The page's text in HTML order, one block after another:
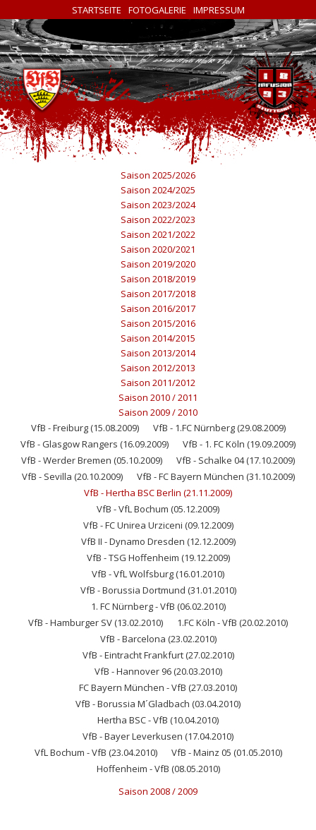
STARTSEITE FOTOGALERIE IMPRESSUM
Saison 2025/2026
Saison 2024/2025
Saison 2023/2024
Saison 2022/2023
Saison 2021/2022
Saison 2020/2021
Saison 2019/2020
Saison 2018/2019
Saison 2017/2018
Saison 2016/2017
Saison 2015/2016
Saison 2014/2015
Saison 2013/2014
Saison 2012/2013
Saison 2011/2012
Saison 2010 / 2011
Saison 2009 / 2010
VfB - Freiburg (15.08.2009)
VfB - 1.FC Nürnberg (29.08.2009)
VfB - Glasgow Rangers (16.09.2009)
VfB - 1. FC Köln (19.09.2009)
VfB - Werder Bremen (05.10.2009)
VfB - Schalke 04 (17.10.2009)
VfB - Sevilla (20.10.2009)
VfB - FC Bayern München (31.10.2009)
VfB - Hertha BSC Berlin (21.11.2009)
VfB - VfL Bochum (05.12.2009)
VfB - FC Unirea Urziceni (09.12.2009)
VfB II - Dynamo Dresden (12.12.2009)
VfB - TSG Hoffenheim (19.12.2009)
VfB - VfL Wolfsburg (16.01.2010)
VfB - Borussia Dortmund (31.01.2010)
1. FC Nürnberg - VfB (06.02.2010)
VfB - Hamburger SV (13.02.2010)
1.FC Köln - VfB (20.02.2010)
VfB - Barcelona (23.02.2010)
VfB - Eintracht Frankfurt (27.02.2010)
VfB - Hannover 96 (20.03.2010)
FC Bayern München - VfB (27.03.2010)
VfB - Borussia M´Gladbach (03.04.2010)
Hertha BSC - VfB (10.04.2010)
VfB - Bayer Leverkusen (17.04.2010)
VfL Bochum - VfB (23.04.2010)
VfB - Mainz 05 (01.05.2010)
Hoffenheim - VfB (08.05.2010)
Saison 2008 / 2009